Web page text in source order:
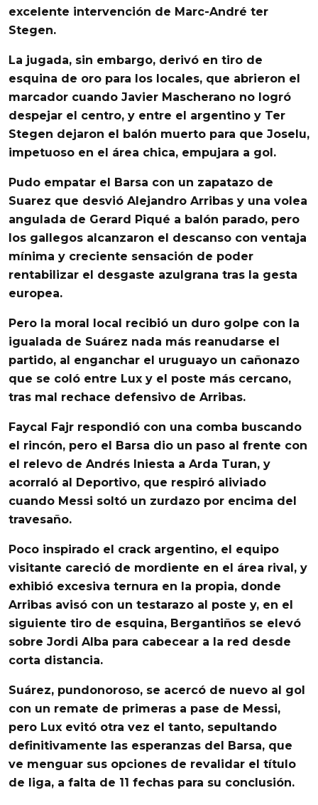
excelente intervención de Marc-André ter
Stegen.
La jugada, sin embargo, derivó en tiro de
esquina de oro para los locales, que abrieron el
marcador cuando Javier Mascherano no logró
despejar el centro, y entre el argentino y Ter
Stegen dejaron el balón muerto para que Joselu,
impetuoso en el área chica, empujara a gol.
Pudo empatar el Barsa con un zapatazo de
Suarez que desvió Alejandro Arribas y una volea
angulada de Gerard Piqué a balón parado, pero
los gallegos alcanzaron el descanso con ventaja
mínima y creciente sensación de poder
rentabilizar el desgaste azulgrana tras la gesta
europea.
Pero la moral local recibió un duro golpe con la
igualada de Suárez nada más reanudarse el
partido, al enganchar el uruguayo un cañonazo
que se coló entre Lux y el poste más cercano,
tras mal rechace defensivo de Arribas.
Faycal Fajr respondió con una comba buscando
el rincón, pero el
Barsa dio un paso al frente con
el relevo de Andrés Iniesta a Arda Turan, y
acorraló al
Deportivo, que respiró aliviado
cuando Messi soltó un zurdazo por encima del
travesaño.
Poco inspirado el crack argentino, el equipo
visitante careció de mordiente en el área rival, y
exhibió excesiva ternura en la propia, donde
Arribas avisó con un testarazo al poste y, en el
siguiente tiro de esquina, Bergantiños se elevó
sobre Jordi Alba para cabecear a la red desde
corta distancia.
Suárez, pundonoroso, se acercó de nuevo al gol
con un remate de primeras a pase de Messi,
pero Lux evitó otra vez el tanto, sepultando
definitivamente las esperanzas del
Barsa, que
ve menguar sus opciones de revalidar el título
de liga, a falta de 11 fechas para su conclusión.